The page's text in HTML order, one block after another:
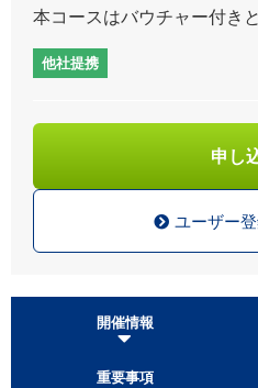
本コースはバウチャー付き
他社提携
申し
ユーザー
開催情報
重要事項